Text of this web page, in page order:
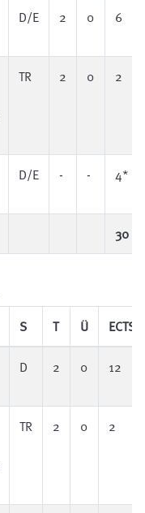
D/E 2 0 6
TR 2 0 2
D/E - - 4*
30
S T Ü ECTS
D 2 0 12
TR 2 0 2